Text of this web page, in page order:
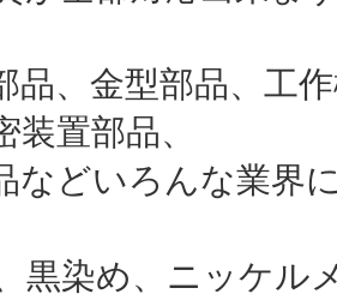
品、金型部品、工
置部品、
などいろんな業界
黒染め、ニッケル